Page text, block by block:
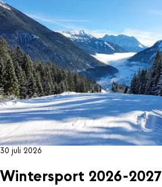
30 juli 2026
Wintersport 2026-2027